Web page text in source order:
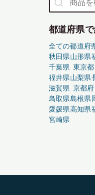
都道府県
全ての都道府
秋田県山形県
千葉県 東京都
福井県山梨県
滋賀県 京都府
鳥取県島根県
愛媛県高知県
宮崎県